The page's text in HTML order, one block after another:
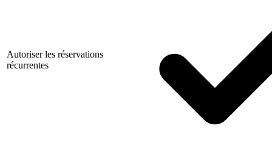
Autoriser les réservations
récurrentes